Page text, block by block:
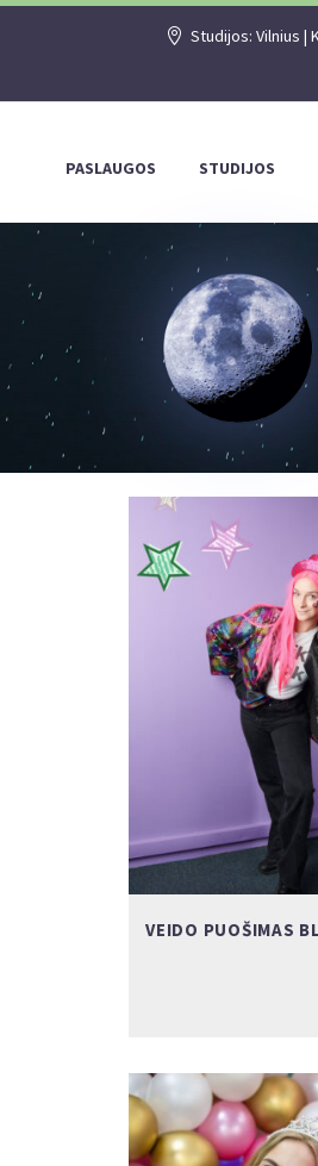
Studijos: Vilnius |
PASLAUGOS STUDIJOS
VEIDO PUOŠIMAS